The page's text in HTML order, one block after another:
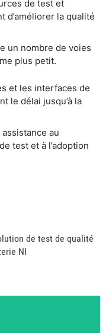
de test et
d’améliorer la qualité
un nombre de voies
plus petit.
et les interfaces de
le délai jusqu’à la
au
test et à l’adoption
de test de qualité
NI